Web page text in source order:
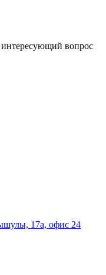
вопрос
17а, офис 24